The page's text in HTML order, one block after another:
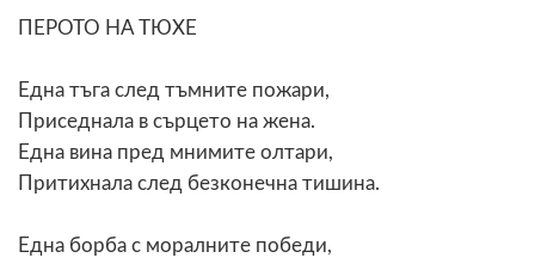
ПЕРОТО НА ТЮХЕ
Една тъга след тъмните пожари,
Приседнала в сърцето на жена.
Една вина пред мнимите олтари,
Притихнала след безконечна тишина.
Една борба с моралните победи,